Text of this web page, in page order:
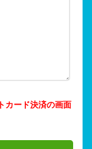
カード決済の画面